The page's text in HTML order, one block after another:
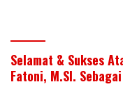
Selamat & Sukses
Fatoni, M.SI.